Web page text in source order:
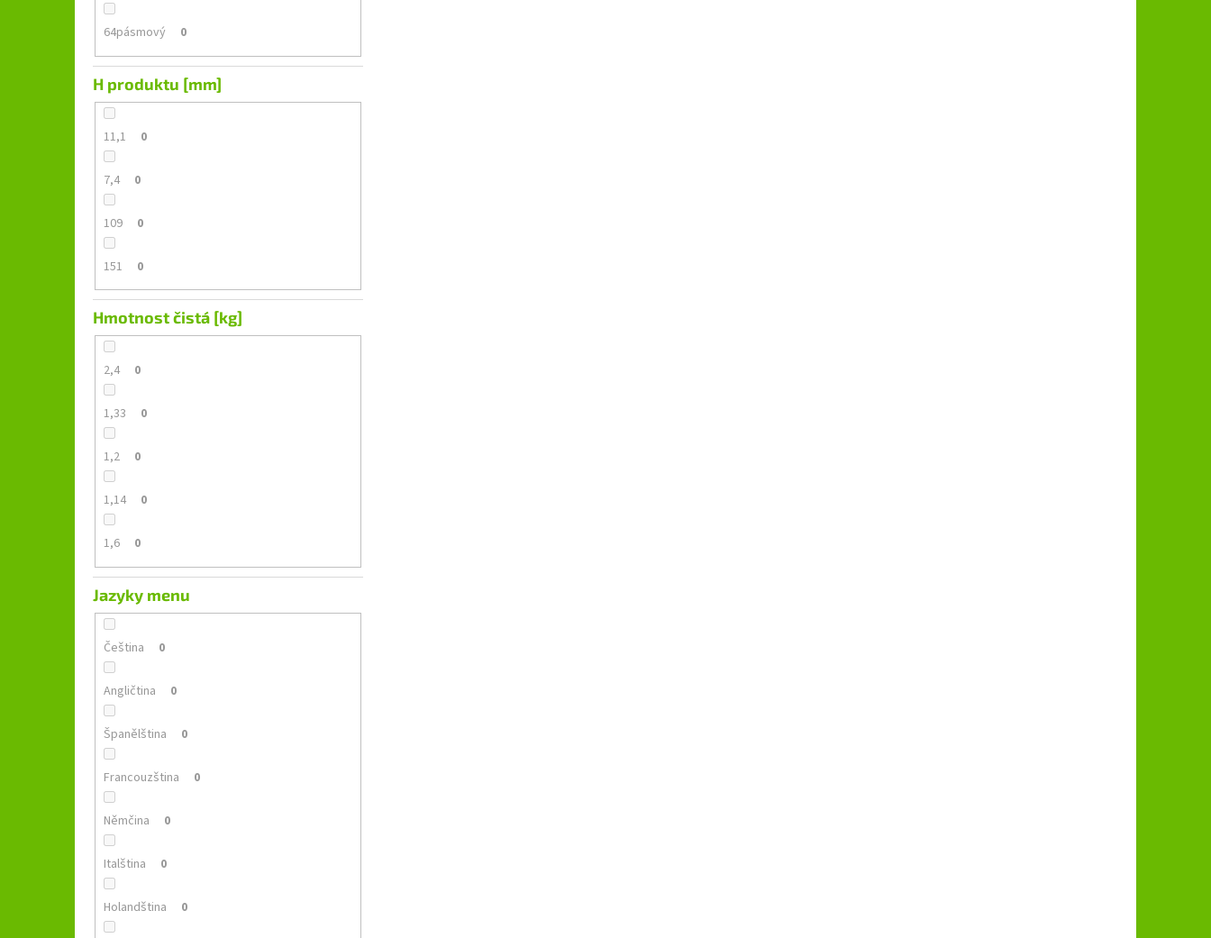
64pásmový 0
H produktu [mm]
11,1 0
7,4 0
109 0
151 0
Hmotnost čistá [kg]
2,4 0
1,33 0
1,2 0
1,14 0
1,6 0
Jazyky menu
Čeština 0
Angličtina 0
Španělština 0
Francouzština 0
Němčina 0
Italština 0
Holandština 0